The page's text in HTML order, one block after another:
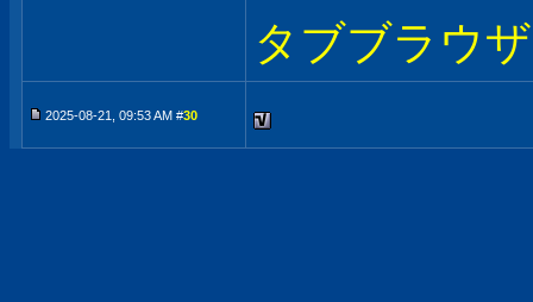
タブブラウ
2025-08-21, 09:53 AM #30